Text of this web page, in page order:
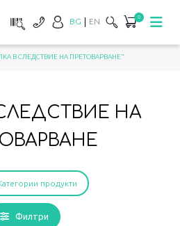
BG EN 0
В СЛЕДСТВИЕ НА ПРЕТОВАРВАНЕ“
НА
Филтри
продукти